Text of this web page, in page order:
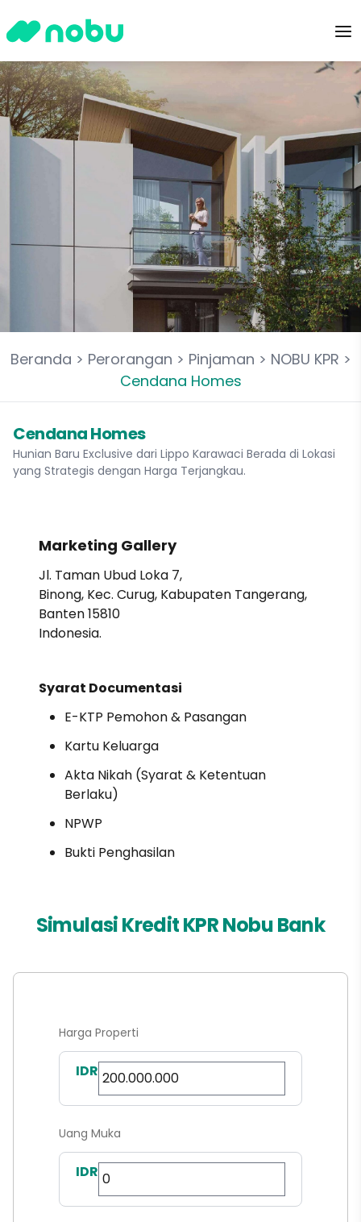
Beranda > Perorangan > Pinjaman > NOBU KPR >
Cendana Homes
Cendana Homes
Hunian Baru Exclusive dari Lippo Karawaci Berada di Lokasi
yang Strategis dengan Harga Terjangkau.
Marketing Gallery
Jl. Taman Ubud Loka 7,
Binong, Kec. Curug, Kabupaten Tangerang,
Banten 15810
Indonesia.
Syarat Documentasi
E-KTP Pemohon & Pasangan
Kartu Keluarga
Akta Nikah (Syarat & Ketentuan
Berlaku)
NPWP
Bukti Penghasilan
Simulasi Kredit KPR Nobu Bank
Harga Properti
IDR
Uang Muka
IDR